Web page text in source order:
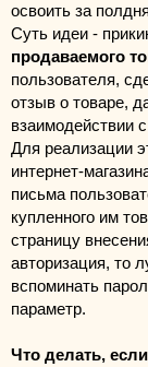
освоить за
Суть идеи -
продаваемого
пользователя,
отзыв о товаре,
взаимодействии
Для реализации
интернет-
письма
купленного им
страницу
авторизация, то
вспоминать
параметр.
Что делать,